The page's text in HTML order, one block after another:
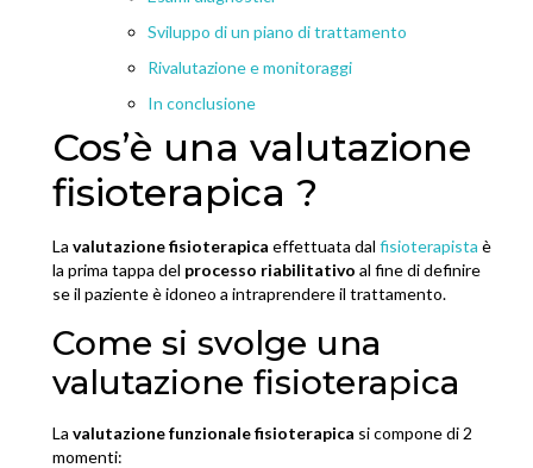
Sviluppo di un piano di trattamento
Rivalutazione e monitoraggi
In conclusione
Cos’è una valutazione
fisioterapica ?
La valutazione fisioterapica effettuata dal fisioterapista è
la prima tappa del processo riabilitativo al fine di definire
se il paziente è idoneo a intraprendere il trattamento.
Come si svolge una
valutazione fisioterapica
La valutazione funzionale fisioterapica si compone di 2
momenti: